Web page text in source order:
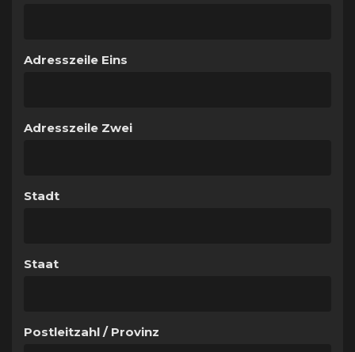
Adresszeile Eins
Adresszeile Zwei
Stadt
Staat
Postleitzahl / Provinz